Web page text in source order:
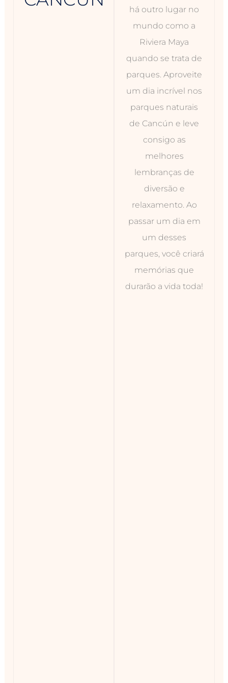
há outro lugar no
mundo como a
Riviera Maya
quando se trata de
parques. Aproveite
um dia incrível nos
parques naturais
de Cancún e leve
consigo as
melhores
lembranças de
diversão e
relaxamento. Ao
passar um dia em
um desses
parques, você criará
memórias que
durarão a vida toda!